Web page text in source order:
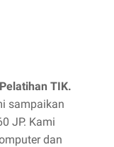
TIK.
sampaikan
JP. Kami
dan